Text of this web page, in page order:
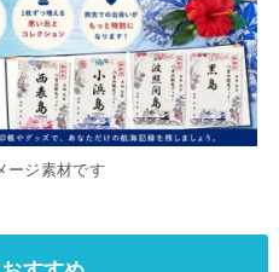
ージ素材です